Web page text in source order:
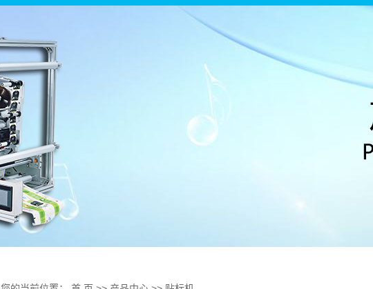
运输线
铝箔封口机
锁盖机/压盖
开箱机/封箱
机器人应用
滑轨捆绑机
行业新闻